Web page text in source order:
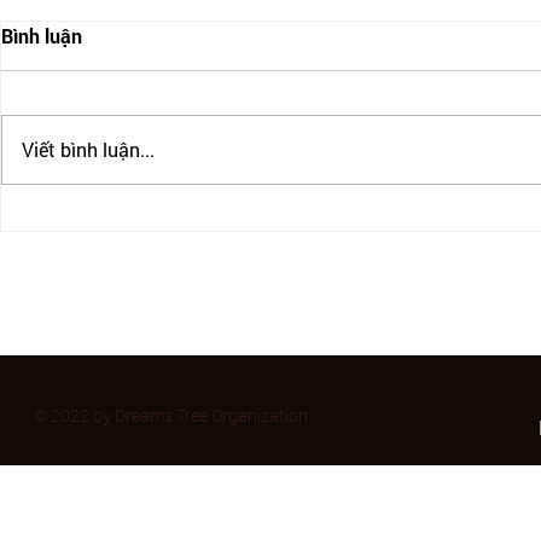
Bình luận
Viết bình luận...
© 2022 by Dreams Tree Organization